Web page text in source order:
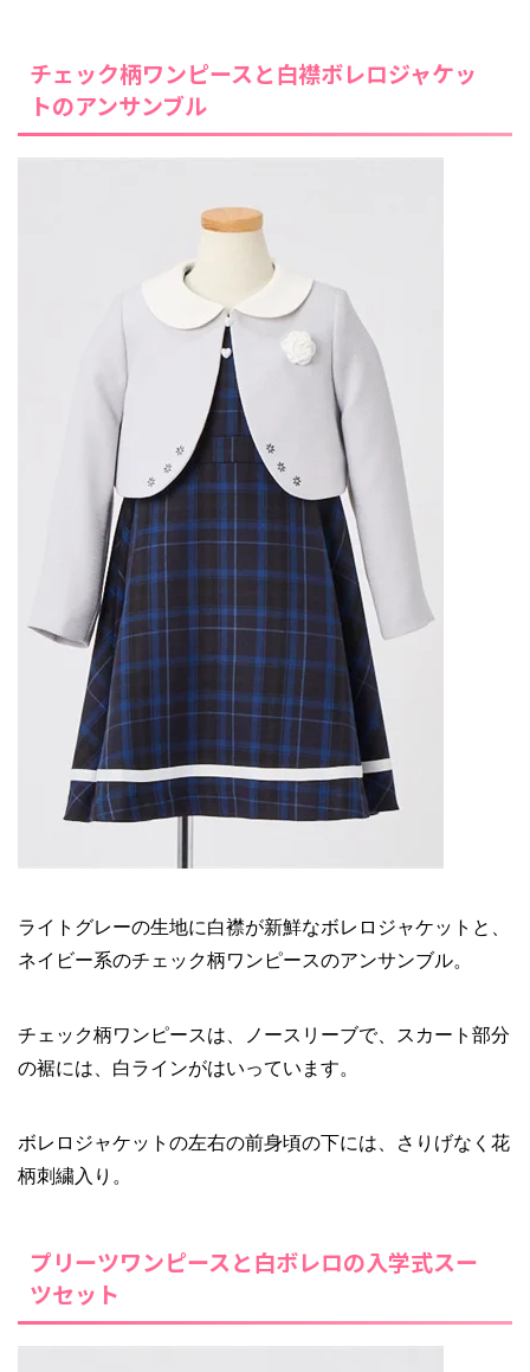
チェック柄ワンピースと白襟ボレロジャケッ
トのアンサンブル
ライトグレーの生地に白襟が新鮮なボレロジャケットと、
ネイビー系のチェック柄ワンピースのアンサンブル。
チェック柄ワンピースは、ノースリーブで、スカート部分
の裾には、白ラインがはいっています。
ボレロジャケットの左右の前身頃の下には、さりげなく花
柄刺繍入り。
プリーツワンピースと白ボレロの入学式スー
ツセット